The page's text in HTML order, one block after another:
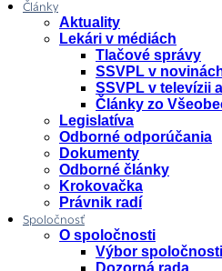
Články
Aktuality
Lekári v médiách
Tlačové správy
SSVPL v
SSVPL v televízii
Články zo
Legislatíva
Odborné odporúčania
Dokumenty
Odborné články
Krokovačka
Právnik radí
Spoločnosť
O spoločnosti
Výbor spoločnosti